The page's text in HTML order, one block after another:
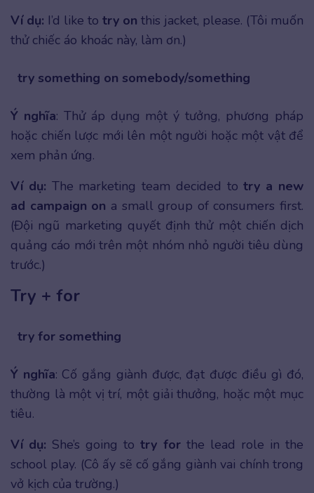
Ví dụ: I’d like to try on this jacket, please. (Tôi muốn
thử chiếc áo khoác này, làm ơn.)
try something on somebody/something
Ý nghĩa: Thử áp dụng một ý tưởng, phương pháp
hoặc chiến lược mới lên một người hoặc một vật để
xem phản ứng.
Ví dụ: The marketing team decided totry a new
ad campaign on a small group of consumers first.
(Đội ngũ marketing quyết định thử một chiến dịch
quảng cáo mới trên một nhóm nhỏ người tiêu dùng
trước.)
Try + for
try for something
Ý nghĩa: Cố gắng giành được, đạt được điều gì đó,
thường là một vị trí, một giải thưởng, hoặc một mục
tiêu.
Ví dụ: She’s going totry forthe lead role in the
school play. (Cô ấy sẽ cố gắng giành vai chính trong
vở kịch của trường.)